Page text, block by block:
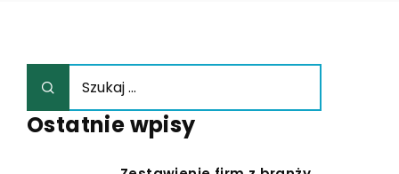
Ostatnie wpisy